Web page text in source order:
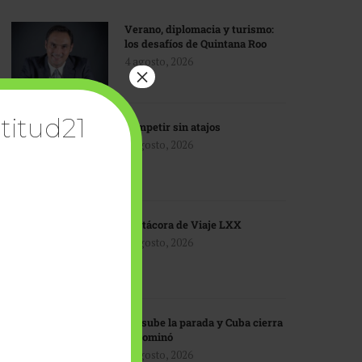
Verano, diplomacia y turismo:
los desafíos de Quintana Roo
4 agosto, 2026
Competir sin atajos
4 agosto, 2026
Bitácora de Viaje LXX
3 agosto, 2026
EU sube la parada y Cuba cierra
el dominó
3 agosto, 2026
×